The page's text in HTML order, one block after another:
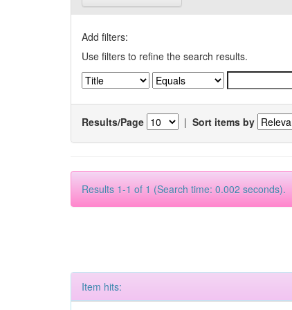
Add filters:
Use filters to refine the search results.
Results/Page | Sort items by
Results 1-1 of 1 (Search time: 0.002 seconds).
Item hits: